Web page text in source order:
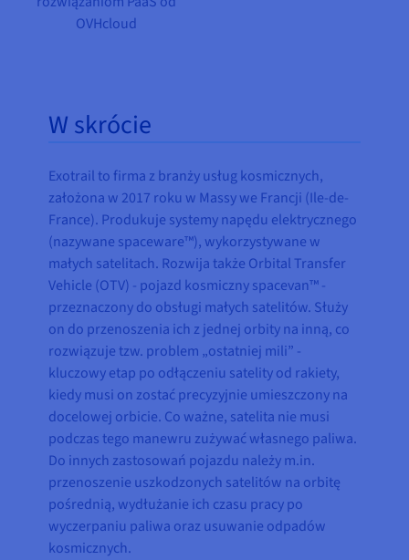
OVHcloud
W skrócie
Exotrail to firma z branży usług kosmicznych,
założona w 2017 roku w Massy we Francji (Ile-de-
France). Produkuje systemy napędu elektrycznego
(nazywane spaceware™), wykorzystywane w
małych satelitach. Rozwija także Orbital Transfer
Vehicle (OTV) - pojazd kosmiczny spacevan™ -
przeznaczony do obsługi małych satelitów. Służy
on do przenoszenia ich z jednej orbity na inną, co
rozwiązuje tzw. problem „ostatniej mili” -
kluczowy etap po odłączeniu satelity od rakiety,
kiedy musi on zostać precyzyjnie umieszczony na
docelowej orbicie. Co ważne, satelita nie musi
podczas tego manewru zużywać własnego paliwa.
Do innych zastosowań pojazdu należy m.in.
przenoszenie uszkodzonych satelitów na orbitę
pośrednią, wydłużanie ich czasu pracy po
wyczerpaniu paliwa oraz usuwanie odpadów
kosmicznych.